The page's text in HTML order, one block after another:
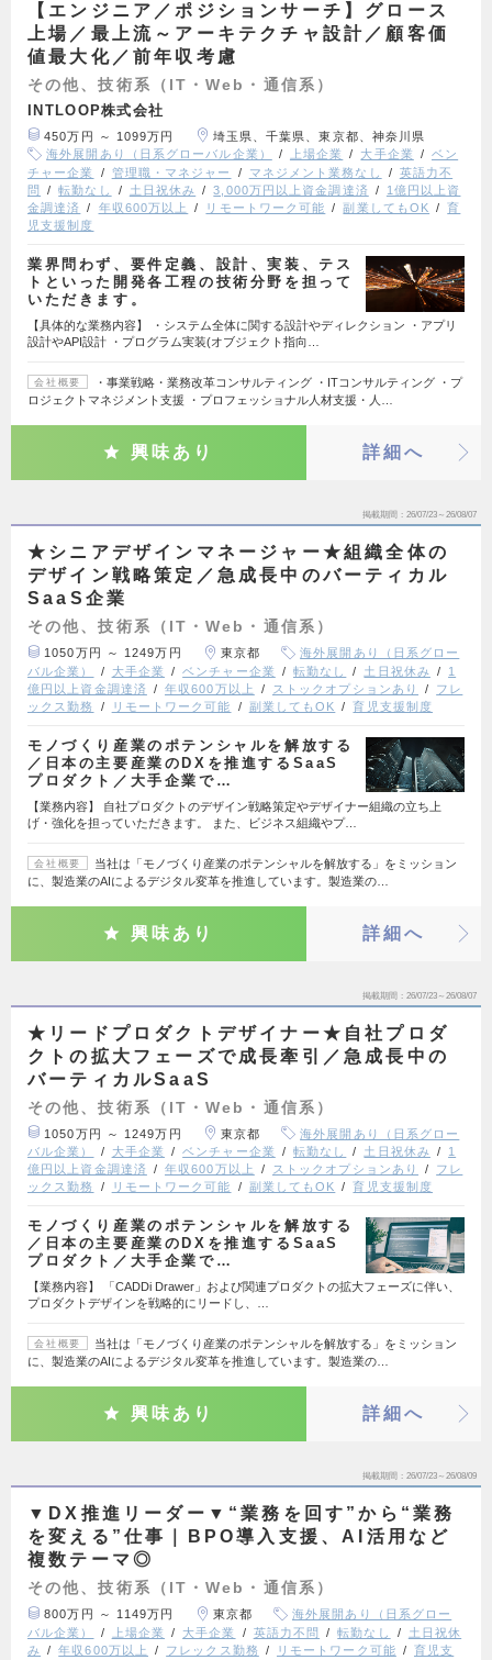
【エンジニア／ポジションサーチ】グロース
上場／最上流～アーキテクチャ設計／顧客価
値最大化／前年収考慮
その他、技術系（IT・Web・通信系）
INTLOOP株式会社
450万円 ～ 1099万円
埼玉県、千葉県、東京都、神奈川県
海外展開あり（日系グローバル企業）
上場企業 大手企業
ベン
チャー企業
管理職・マネジャー マネジメント業務なし
英語力不
問
転勤なし 土日祝休み 3,000万円以上資金調達済
1億円以上資
金調達済
年収600万以上 リモートワーク可能 副業してもOK
育
児支援制度
業界問わず、要件定義、設計、実装、テス
トといった開発各工程の技術分野を担って
いただきます。
【具体的な業務内容】 ・システム全体に関する設計やディレクション ・アプリ
設計やAPI設計 ・プログラム実装(オブジェクト指向…
会社概要
・事業戦略・業務改革コンサルティング ・ITコンサルティング ・プ
ロジェクトマネジメント支援 ・プロフェッショナル人材支援・人…
興味あり 詳細へ
掲載期間 26/07/23～26/08/07
★シニアデザインマネージャー★組織全体の
デザイン戦略策定／急成長中のバーティカル
SaaS企業
その他、技術系（IT・Web・通信系）
1050万円 ～ 1249万円 東京都
海外展開あり（日系グロー
バル企業）
大手企業 ベンチャー企業 転勤なし 土日祝休み
1
億円以上資金調達済
年収600万以上 ストックオプションあり
フレ
ックス勤務
リモートワーク可能 副業してもOK 育児支援制度
モノづくり産業のポテンシャルを解放する
／日本の主要産業のDXを推進するSaaS
プロダクト／大手企業で…
【業務内容】 自社プロダクトのデザイン戦略策定やデザイナー組織の立ち上
げ・強化を担っていただきます。 また、ビジネス組織やプ…
会社概要
当社は「モノづくり産業のポテンシャルを解放する」をミッション
に、製造業のAIによるデジタル変革を推進しています。製造業の…
興味あり 詳細へ
掲載期間 26/07/23～26/08/07
★リードプロダクトデザイナー★自社プロダ
クトの拡大フェーズで成長牽引／急成長中の
バーティカルSaaS
その他、技術系（IT・Web・通信系）
1050万円 ～ 1249万円 東京都
海外展開あり（日系グロー
バル企業）
大手企業 ベンチャー企業 転勤なし 土日祝休み
1
億円以上資金調達済
年収600万以上 ストックオプションあり
フレ
ックス勤務
リモートワーク可能 副業してもOK 育児支援制度
モノづくり産業のポテンシャルを解放する
／日本の主要産業のDXを推進するSaaS
プロダクト／大手企業で…
【業務内容】 「CADDi Drawer」および関連プロダクトの拡大フェーズに伴い、
プロダクトデザインを戦略的にリードし、…
会社概要
当社は「モノづくり産業のポテンシャルを解放する」をミッション
に、製造業のAIによるデジタル変革を推進しています。製造業の…
興味あり 詳細へ
掲載期間 26/07/23～26/08/09
▼DX推進リーダー▼“業務を回す”から“業務
を変える”仕事｜BPO導入支援、AI活用など
複数テーマ◎
その他、技術系（IT・Web・通信系）
800万円 ～ 1149万円 東京都
海外展開あり（日系グロー
バル企業）
上場企業 大手企業 英語力不問 転勤なし
土日祝休
み
年収600万以上 フレックス勤務 リモートワーク可能 育児支